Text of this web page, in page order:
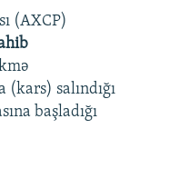
360p
720p
1080p
(AXCP)
(kars) salındığı
başladığı